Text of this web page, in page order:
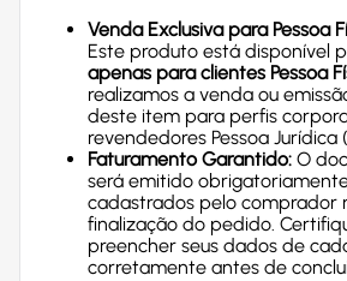
Venda Exclusiva para Pessoa
Este produto está disponível
apenas para clientes Pessoa
realizamos a venda ou
deste item para perfis
revendedores Pessoa Jurídica
Faturamento Garantido: O
será emitido
cadastrados pelo comprador
finalização do pedido.
preencher seus dados de
corretamente antes de